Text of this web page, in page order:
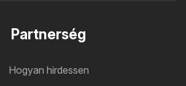
Partnerség
Hogyan hirdessen